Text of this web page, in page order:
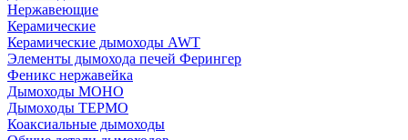
Нержавеющие
Керамические
Керамические дымоходы AWT
Элементы дымохода печей Ферингер
Феникс нержавейка
Дымоходы МОНО
Дымоходы ТЕРМО
Коаксиальные дымоходы